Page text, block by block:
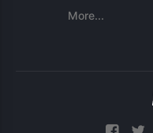
More...